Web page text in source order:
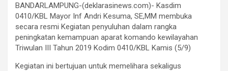
l
e
g
r
a
m
i
t
t
e
r
c
e
b
o
o
a
t
s
A
p
BANDARLAMPUNG-(deklarasinews.com)- Kasdim
0410/KBL Mayor Inf Andri Kesuma, SE,MM membuka
secara resmi Kegiatan penyuluhan dalam rangka
peningkatan kemampuan aparat komando kewilayahan
Triwulan III Tahun 2019 Kodim 0410/KBL Kamis (5/9)
Kegiatan ini bertujuan untuk memelihara sekaligus